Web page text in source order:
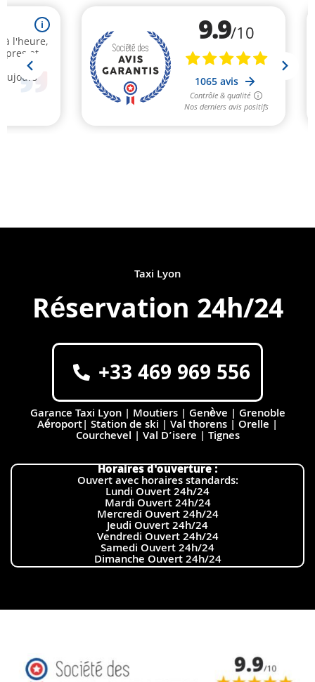
Taxi Lyon
Réservation 24h/24
+33 469 969 556
Garance Taxi Lyon | Moutiers | Genève | Grenoble
Aéroport| Station de ski | Val thorens | Orelle |
Courchevel | Val D’isere | Tignes
Horaires d'ouverture :
Ouvert avec horaires standards:
Lundi Ouvert 24h/24
Mardi Ouvert 24h/24
Mercredi Ouvert 24h/24
Jeudi Ouvert 24h/24
Vendredi Ouvert 24h/24
Samedi Ouvert 24h/24
Dimanche Ouvert 24h/24